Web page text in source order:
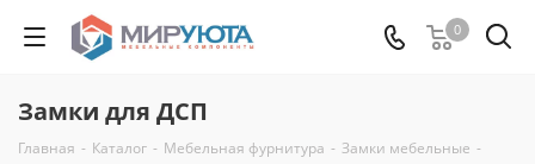
0
Замки для ДСП
Главная - Каталог - Мебельная фурнитура - Замки мебельные -